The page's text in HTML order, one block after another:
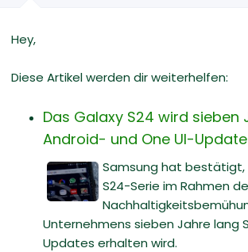
Hey,
Diese Artikel werden dir weiterhelfen:
Das Galaxy S24 wird sieben
Android- und One UI-
Samsung hat bestätigt,
S24-Serie im Rahmen
Unternehmens sieben Jahre lang
Updates erhalten wird.